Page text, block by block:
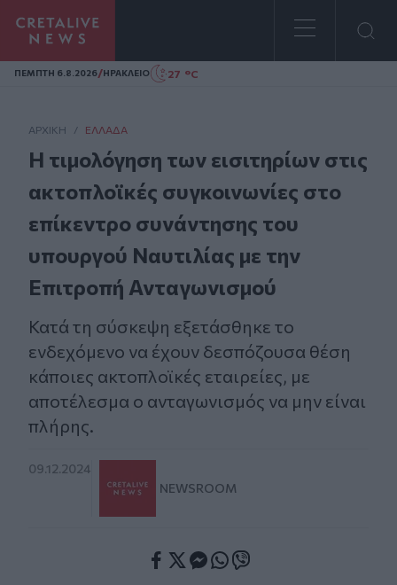
Homepage
ΠΕΜΠΤΗ 6.8.2026/ΗΡΑΚΛΕΙΟ 27 °C
ΑΡΧΙΚΗ / ΕΛΛΆΔΑ
Η τιμολόγηση των εισιτηρίων στις
ακτοπλοϊκές συγκοινωνίες στο
επίκεντρο συνάντησης του
υπουργού Ναυτιλίας με την
Επιτροπή Ανταγωνισμού
Κατά τη σύσκεψη εξετάσθηκε το
ενδεχόμενο να έχουν δεσπόζουσα θέση
κάποιες ακτοπλοϊκές εταιρείες, με
αποτέλεσμα ο ανταγωνισμός να μην είναι
πλήρης.
09.12.2024
NEWSROOM